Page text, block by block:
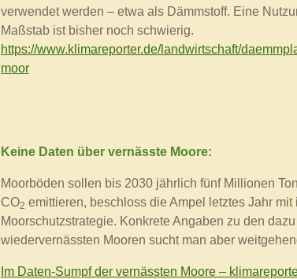
verwendet werden – etwa als Dämmstoff. Eine
Maßstab ist bisher noch schwierig.
https://www.klimareporter.de/landwirtschaft/
moor
Keine Daten über vernässte Moore:
Moorböden sollen bis 2030 jährlich fünf Millionen
CO2 emittieren, beschloss die Ampel letztes Jahr mit
Moorschutzstrategie. Konkrete Angaben zu den dazu
wiedervernässten Mooren sucht man aber
Im Daten-Sumpf der vernässten Moore –